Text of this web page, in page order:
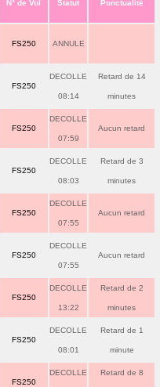
N° de Vol Statut Ponctualité
FS250 ANNULE
FS250
DECOLLE
08:14
Retard de 14
minutes
FS250
DECOLLE
07:59
Aucun retard
FS250
DECOLLE
08:03
Retard de 3
minutes
FS250
DECOLLE
07:55
Aucun retard
FS250
DECOLLE
07:55
Aucun retard
FS250
DECOLLE
13:22
Retard de 2
minutes
FS250
DECOLLE
08:01
Retard de 1
minute
FS250
DECOLLE Retard de 8